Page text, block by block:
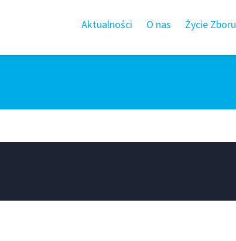
Aktualności O nas Życie Zboru